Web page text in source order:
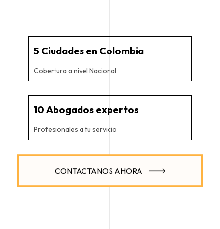
5 Ciudades en Colombia
Cobertura a nivel Nacional
10 Abogados expertos
Profesionales a tu servicio
CONTACTANOS AHORA